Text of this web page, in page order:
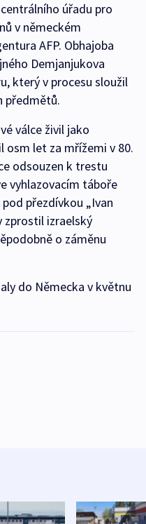
úřadu pro
v německém
AFP. Obhajoba
Demjanjukova
který v procesu sloužil
předmětů.
válce živil jako
osm let za mřížemi v 80.
odsouzen k trestu
vyhlazovacím táboře
přezdívkou „Ivan
zprostil izraelský
o záměnu
do Německa v květnu